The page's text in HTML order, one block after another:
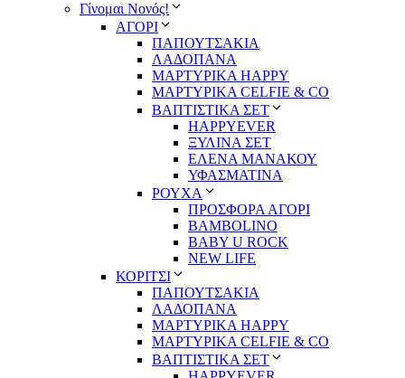
Γίνομαι Νονός!
ΑΓΟΡΙ
ΠΑΠΟΥΤΣΑΚΙΑ
ΛΑΔΟΠΑΝΑ
ΜΑΡΤΥΡΙΚΑ HAPPY
ΜΑΡΤΥΡΙΚΑ CELFIE & CO
ΒΑΠΤΙΣΤΙΚΑ ΣΕΤ
HAPPYEVER
ΞΥΛΙΝΑ ΣΕΤ
ΕΛΕΝΑ ΜΑΝΑΚΟΥ
ΥΦΑΣΜΑΤΙΝΑ
ΡΟΥΧΑ
ΠΡΟΣΦΟΡΑ ΑΓΟΡΙ
BAMBOLINO
BABY U ROCK
NEW LIFE
ΚΟΡΙΤΣΙ
ΠΑΠΟΥΤΣΑΚΙΑ
ΛΑΔΟΠΑΝΑ
ΜΑΡΤΥΡΙΚΑ HAPPY
ΜΑΡΤΥΡΙΚΑ CELFIE & CO
ΒΑΠΤΙΣΤΙΚΑ ΣΕΤ